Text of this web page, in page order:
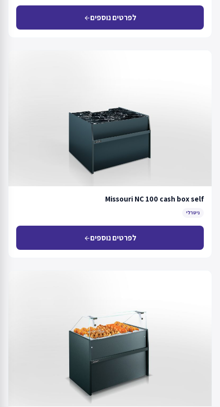
לפרטים נוספיםarrow_back
Missouri NC 100 cash box self
ניטרלי
לפרטים נוספיםarrow_back